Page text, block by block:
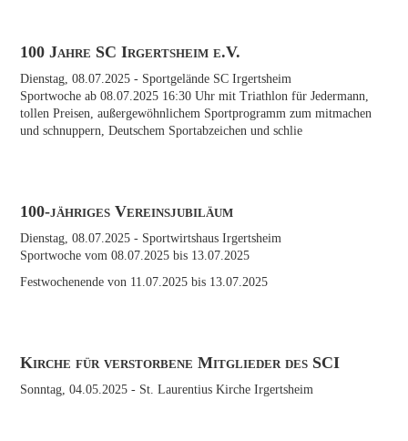
100 Jahre SC Irgertsheim e.V.
Dienstag, 08.07.2025 - Sportgelände SC Irgertsheim
Sportwoche ab 08.07.2025 16:30 Uhr mit Triathlon für Jedermann,
tollen Preisen, außergewöhnlichem Sportprogramm zum mitmachen
und schnuppern, Deutschem Sportabzeichen und schlie
100-jähriges Vereinsjubiläum
Dienstag, 08.07.2025 - Sportwirtshaus Irgertsheim
Sportwoche vom 08.07.2025 bis 13.07.2025
Festwochenende von 11.07.2025 bis 13.07.2025
Kirche für verstorbene Mitglieder des SCI
Sonntag, 04.05.2025 - St. Laurentius Kirche Irgertsheim